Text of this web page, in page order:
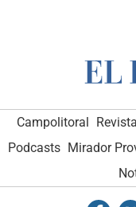
Campolitoral
Podcasts Mirador